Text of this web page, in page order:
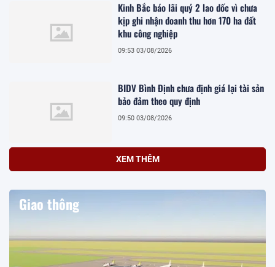
Kinh Bắc báo lãi quý 2 lao dốc vì chưa
kịp ghi nhận doanh thu hơn 170 ha đất
khu công nghiệp
09:53 03/08/2026
BIDV Bình Định chưa định giá lại tài sản
bảo đảm theo quy định
09:50 03/08/2026
XEM THÊM
Giao thông